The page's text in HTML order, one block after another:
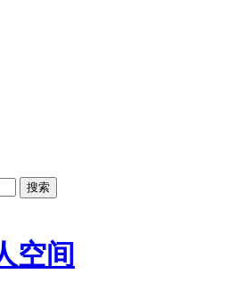
搜索
空间